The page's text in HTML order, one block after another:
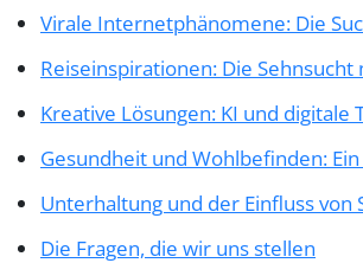
Virale Internetphänomene: Die
Reiseinspirationen: Die
Kreative Lösungen: KI und digitale
Gesundheit und Wohlbefinden:
Unterhaltung und der Einfluss von
Die Fragen, die wir uns stellen